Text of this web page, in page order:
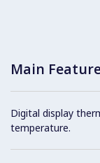
Main
Digital display
temperature.